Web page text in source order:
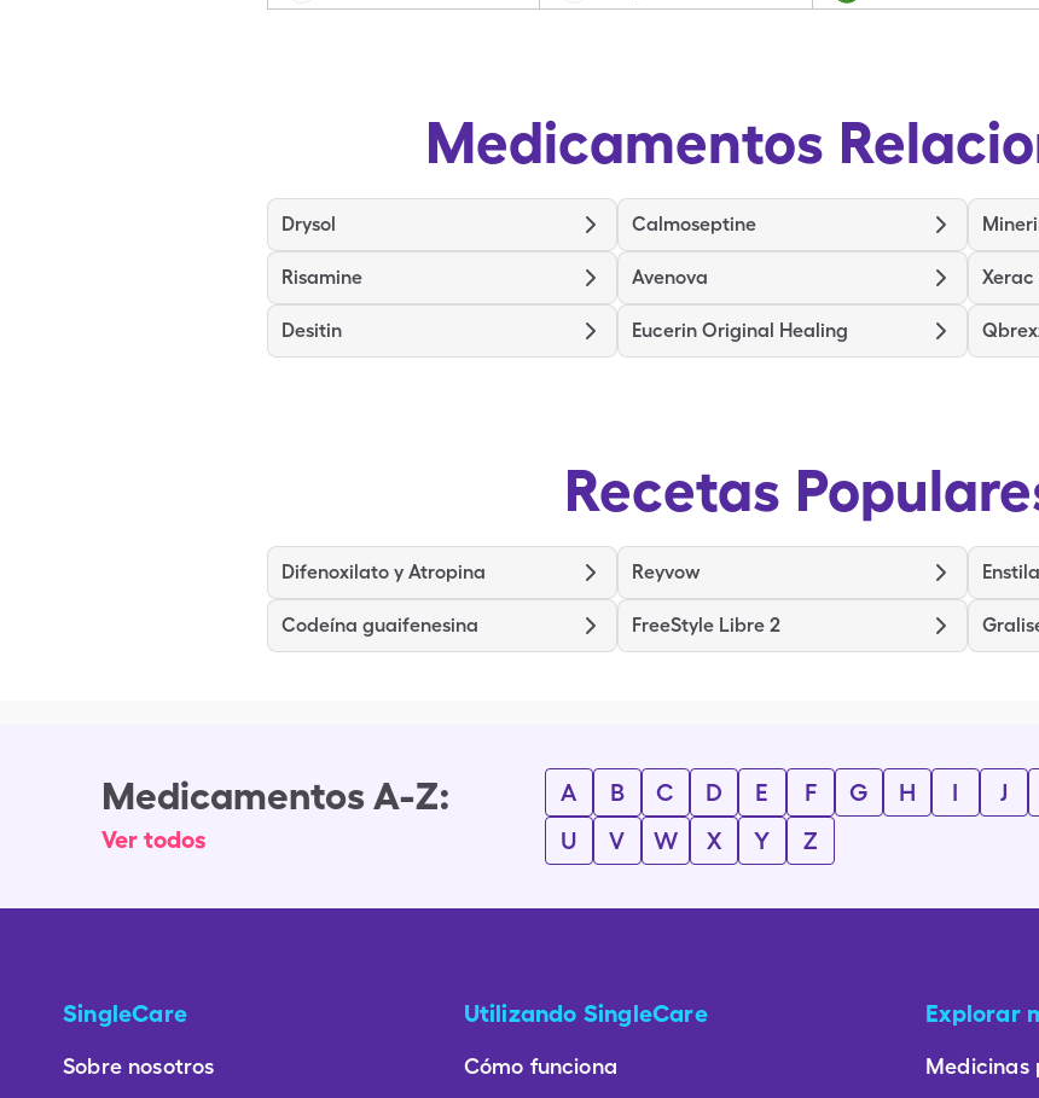
Medicamentos
Drysol Calmoseptine
Risamine Avenova Xerac
Desitin Eucerin Original Healing
Recetas
Difenoxilato y Atropina Reyvow
Codeína guaifenesina FreeStyle Libre 2
Medicamentos A-Z:
Ver todos
A B C D E F G H I J
U
V W X Y Z
SingleCare
Sobre nosotros
Utilizando SingleCare
Cómo funciona
Explorar
Medicinas